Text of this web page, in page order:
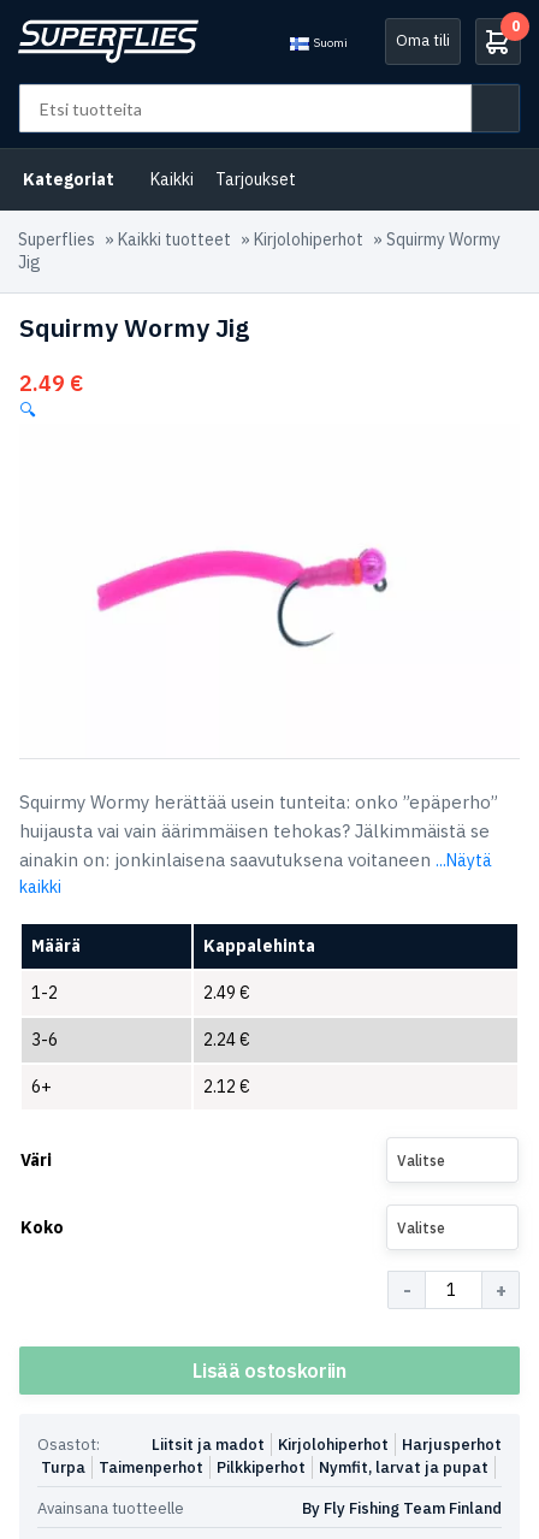
Suomi Oma tili
0
Kategoriat Kaikki Tarjoukset
Superflies » Kaikki tuotteet » Kirjolohiperhot » Squirmy Wormy
Jig
Squirmy Wormy Jig
2.49 €
🔍
Squirmy Wormy herättää usein tunteita: onko ”epäperho”
huijausta vai vain äärimmäisen tehokas? Jälkimmäistä se
ainakin on: jonkinlaisena saavutuksena voitaneen ...Näytä
kaikki
Määrä Kappalehinta
1-2 2.49 €
3-6 2.24€
6+ 2.12 €
Väri Valitse
Koko Valitse
Lisää ostoskoriin
Osastot: Harjusperhot
Kirjolohiperhot
Liitsit ja madot
Nymfit, larvat ja pupat
Pilkkiperhot
Taimenperhot
Turpa
Avainsana tuotteelle
By Fly Fishing Team Finland